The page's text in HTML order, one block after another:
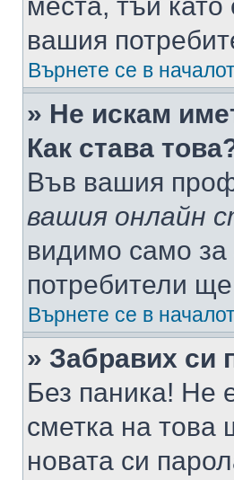
вашия
Върнете се в
» Не искам
Как става
Във вашия
вашия онлайн
видимо само за
потребители
Върнете се в
» Забравих си
Без паника! Не
сметка на това
новата си